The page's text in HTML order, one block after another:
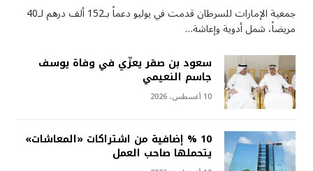
جمعية الإمارات للسرطان قدمت في يوليو دعماً بـ152 ألف درهم لـ40
مريضاً، شمل أدوية وإعاشة…
سعود بن صقر يعزّي في وفاة يوسف
جاسم النعيمي
10 أغسطس، 2026
10 % إضافية من اشتراكات «المعاشات»
يتحملها صاحب العمل